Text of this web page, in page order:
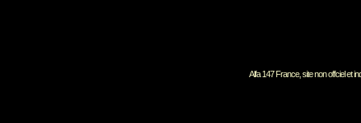
Alfa 147 France, site non offciel et